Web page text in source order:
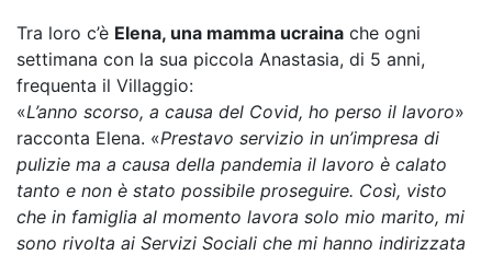
Tra loro c’è Elena, una mamma ucraina che ogni
settimana con la sua piccola Anastasia, di 5 anni,
frequenta il Villaggio:
«L’anno scorso, a causa del Covid, ho perso il lavoro»
racconta Elena. «Prestavo servizio in un’impresa di
pulizie ma a causa della pandemia il lavoro è calato
tanto e non è stato possibile proseguire. Così, visto
che in famiglia al momento lavora solo mio marito, mi
sono rivolta ai Servizi Sociali che mi hanno indirizzata